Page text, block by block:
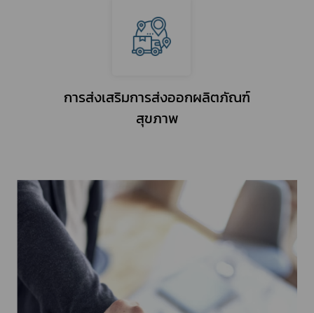
การส่งเสริมการส่งออกผลิตภัณฑ์
สุขภาพ